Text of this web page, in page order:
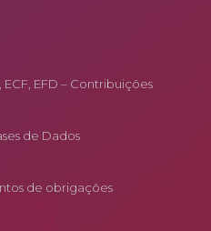
ECF, EFD – Contribuições
de Dados
de obrigações